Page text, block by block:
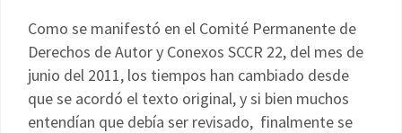
Como se manifestó en el Comité Permanente de
Derechos de Autor y Conexos SCCR 22, del mes de
junio del 2011, los tiempos han cambiado desde
que se acordó el texto original, y si bien muchos
entendían que debía ser revisado, finalmente se